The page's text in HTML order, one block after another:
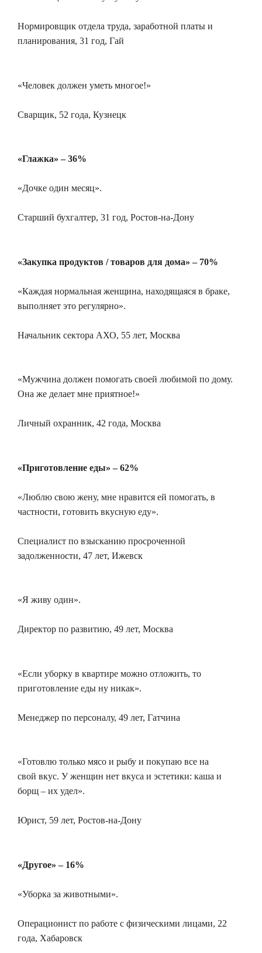
Нормировщик отдела труда, заработной платы и
планирования, 31 год, Гай
«Человек должен уметь многое!»
Сварщик, 52 года, Кузнецк
«Глажка» – 36%
«Дочке один месяц».
Старший бухгалтер, 31 год, Ростов-на-Дону
«Закупка продуктов / товаров для дома» – 70%
«Каждая нормальная женщина, находящаяся в браке,
выполняет это регулярно».
Начальник сектора АХО, 55 лет, Москва
«Мужчина должен помогать своей любимой по дому.
Она же делает мне приятное!»
Личный охранник, 42 года, Москва
«Приготовление еды» – 62%
«Люблю свою жену, мне нравится ей помогать, в
частности, готовить вкусную еду».
Специалист по взысканию просроченной
задолженности, 47 лет, Ижевск
«Я живу один».
Директор по развитию, 49 лет, Москва
«Если уборку в квартире можно отложить, то
приготовление еды ну никак».
Менеджер по персоналу, 49 лет, Гатчина
«Готовлю только мясо и рыбу и покупаю все на
свой вкус. У женщин нет вкуса и эстетики: каша и
борщ – их удел».
Юрист, 59 лет, Ростов-на-Дону
«Другое» – 16%
«Уборка за животными».
Операционист по работе с физическими лицами, 22
года, Хабаровск